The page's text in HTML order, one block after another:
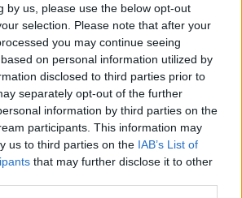
by us, please use the below opt-out
selection. Please note that after your
you may continue seeing
on personal information utilized by
disclosed to third parties prior to
separately opt-out of the further
information by third parties on the
participants. This information may
us to third parties on the IAB’s List of
that may further disclose it to other
Angelini
la riunione